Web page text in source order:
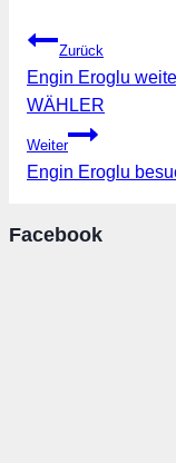
Zurück
Engin Eroglu
WÄHLER
Weiter
Engin Eroglu
Facebook